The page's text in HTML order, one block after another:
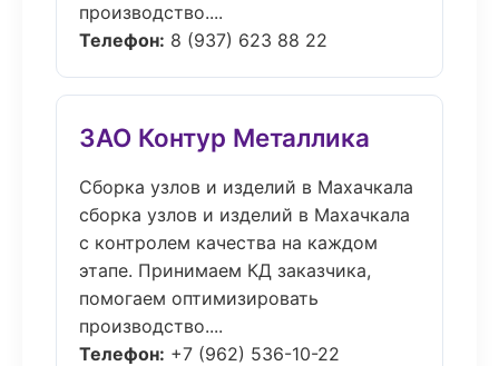
производство....
Телефон: 8 (937) 623 88 22
ЗАО Контур Металлика
Сборка узлов и изделий в Махачкала
сборка узлов и изделий в Махачкала
с контролем качества на каждом
этапе. Принимаем КД заказчика,
помогаем оптимизировать
производство....
Телефон: +7 (962) 536-10-22